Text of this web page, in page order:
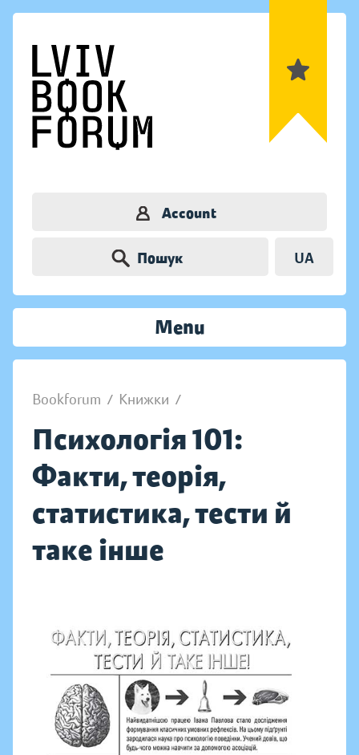
Account
Пошук UA
Menu
Bookforum / Книжки /
Психологія 101:
Факти, теорія,
статистика, тести й
таке інше